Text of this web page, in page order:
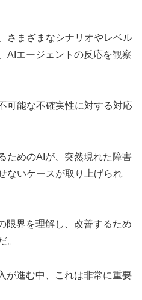
さまざまなシナリオやレベル
AIエージェントの反応を観察
可能な不確実性に対する対応
ためのAIが、突然現れた障害
ないケースが取り上げられ
限界を理解し、改善するため
。
が進む中、これは非常に重要